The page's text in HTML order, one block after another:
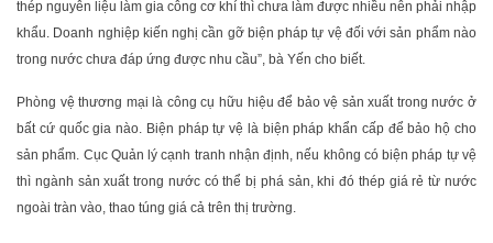
thép nguyên liệu làm gia công cơ khí thì chưa làm được nhiều nên phải nhập
khẩu. Doanh nghiệp kiến nghị cần gỡ biện pháp tự vệ đối với sản phẩm nào
trong nước chưa đáp ứng được nhu cầu”, bà Yến cho biết.
Phòng vệ thương mại là công cụ hữu hiệu để bảo vệ sản xuất trong nước ở
bất cứ quốc gia nào. Biện pháp tự vệ là biện pháp khẩn cấp để bảo hộ cho
sản phẩm. Cục Quản lý cạnh tranh nhận định, nếu không có biện pháp tự vệ
thì ngành sản xuất trong nước có thể bị phá sản, khi đó thép giá rẻ từ nước
ngoài tràn vào, thao túng giá cả trên thị trường.